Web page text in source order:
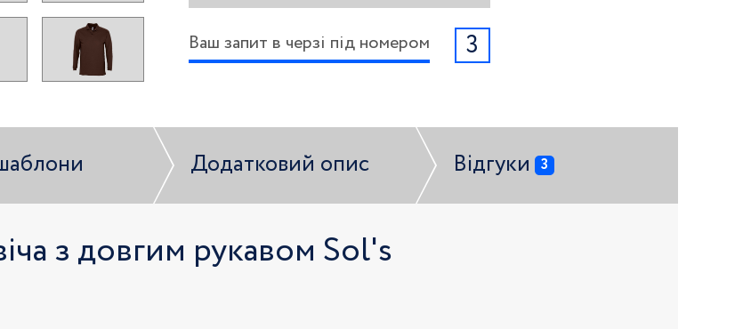
Ваш запит в черзі під номером 3
Додатковий опис Відгуки 3
з довгим рукавом Sol's